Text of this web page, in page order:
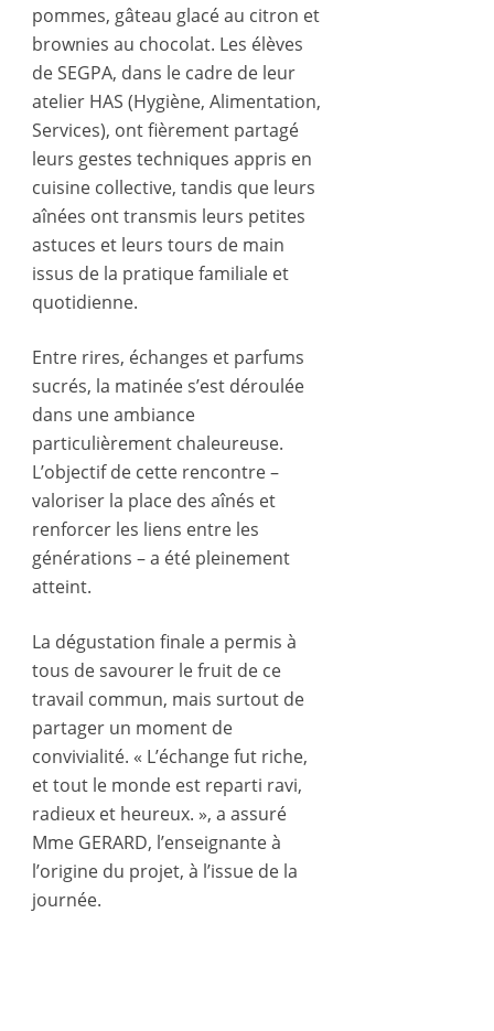
pommes, gâteau glacé au citron et
brownies au chocolat. Les élèves
de SEGPA, dans le cadre de leur
atelier HAS (Hygiène, Alimentation,
Services), ont fièrement partagé
leurs gestes techniques appris en
cuisine collective, tandis que leurs
aînées ont transmis leurs petites
astuces et leurs tours de main
issus de la pratique familiale et
quotidienne.
Entre rires, échanges et parfums
sucrés, la matinée s’est déroulée
dans une ambiance
particulièrement chaleureuse.
L’objectif de cette rencontre –
valoriser la place des aînés et
renforcer les liens entre les
générations – a été pleinement
atteint.
La dégustation finale a permis à
tous de savourer le fruit de ce
travail commun, mais surtout de
partager un moment de
convivialité. « L’échange fut riche,
et tout le monde est reparti ravi,
radieux et heureux. », a assuré
Mme GERARD, l’enseignante à
l’origine du projet, à l’issue de la
journée.